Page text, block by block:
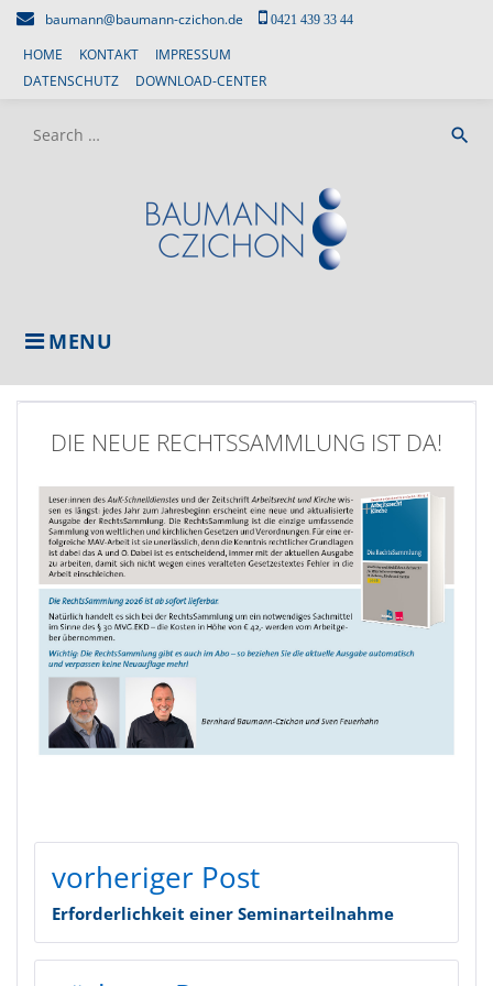
Skip
content
baumann@baumann-czichon.de 0421 439 33 44
HOME KONTAKT
IMPRESSUM
DATENSCHUTZ
DOWNLOAD-CENTER
MENU
Search
search
DIE NEUE RECHTSSAMMLUNG IST DA!
vorheriger Post
Erforderlichkeit einer Seminarteilnahme